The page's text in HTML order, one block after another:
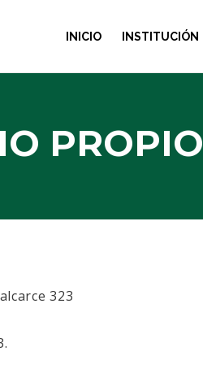
INICIO INSTITUCIÓN
PROPIO
323